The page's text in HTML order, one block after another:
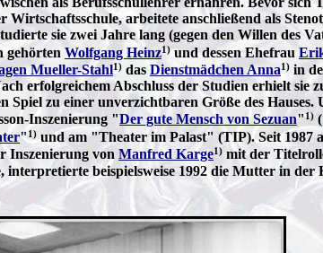
arbeitete anschließend als
sie zwei Jahre lang (gegen den Willen des
gehörten Wolfgang Heinz1)und dessen Ehefrau
Mueller-Stahl1) das Dienstmädchen Anna1) in
erfolgreichem Abschluss der Studien erhielt sie
zu einer unverzichtbaren Größe des Hauses.
Inszenierung "Der gute Mensch von Sezuan"1)
"1)und am "Theater im Palast" (TIP). Seit 1987
Inszenierung von Manfred Karge1) mit der
interpretierte beispielsweise 1992 die Mutter in der